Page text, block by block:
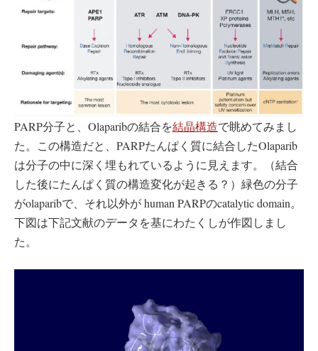
PARP分子と、Olaparibの結合を結晶構造で眺めてみまし
た。この構造だと、PARPたんぱく質に結合したOlaparib
は分子の中に深く埋もれているように見えます。（結合
した後にたんぱく質の構造変化が起きる？）緑色の分子
がolaparibで、それ以外が human PARPのcatalytic domain。
下図は下記文献のデータを基にわたくしが作図しまし
た。